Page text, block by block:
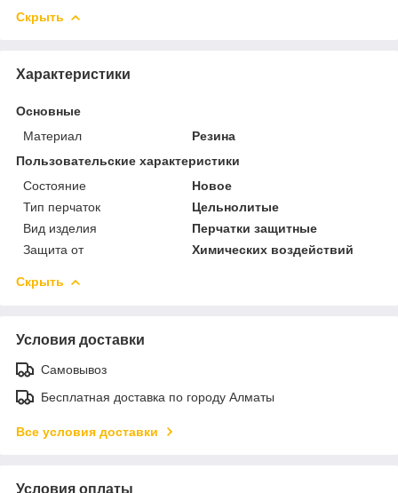
Скрыть
Характеристики
Основные
Материал
Резина
Пользовательские характеристики
Состояние
Новое
Тип перчаток
Цельнолитые
Вид изделия
Перчатки защитные
Защита от
Химических воздействий
Скрыть
Условия доставки
Самовывоз
Бесплатная доставка по городу Алматы
Все условия доставки
Условия оплаты